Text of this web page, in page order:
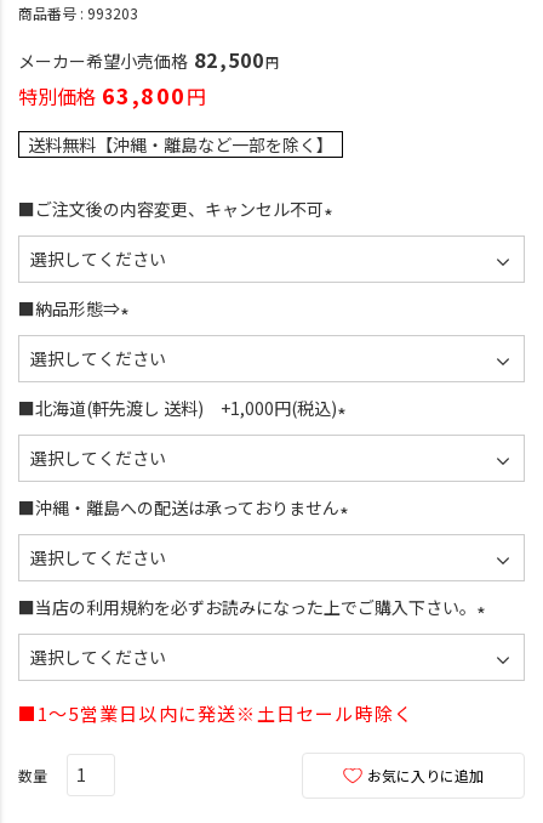
商品番号 993203
メーカー希望小売価格 82,500
特別価格 63,800
送料無料【沖縄・離島など一部を除く】
■ご注文後の内容変更、キャンセル不可
)
■納品形態⇒
(
必
須
)
■北海道(軒先渡し 送料) +1,000円(税込)
)
■沖縄・離島への配送は承っておりません
須
)
■当店の利用規約を必ずお読みになった上でご購入下さい。
■1～5営業日以内に発送※土日セール時除く
お気に入りに追加